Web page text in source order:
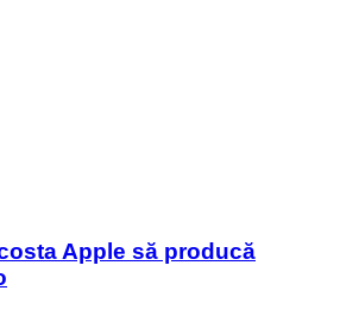
Apple să producă